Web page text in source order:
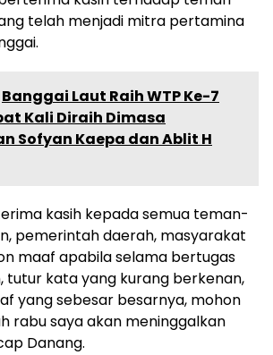
telah menjadi mitra pertamina
Banggai Laut Raih WTP Ke-7
Kali Diraih Dimasa
Sofyan Kaepa dan Ablit H
kasih kepada semua teman-
pemerintah daerah, masyarakat
maaf apabila selama bertugas
tutur kata yang kurang berkenan,
yang sebesar besarnya, mohon
rabu saya akan meninggalkan
Danang.